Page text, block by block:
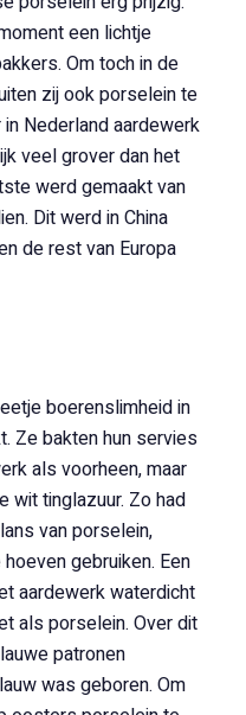
een lichtje
Om toch in de
zij ook porselein te
Nederland aardewerk
veel grover dan het
werd gemaakt van
Dit werd in China
de rest van Europa
boerenslimheid in
Ze bakten hun servies
als voorheen, maar
wit tinglazuur. Zo had
van porselein,
gebruiken. Een
aardewerk waterdicht
als porselein. Over dit
patronen
was geboren. Om